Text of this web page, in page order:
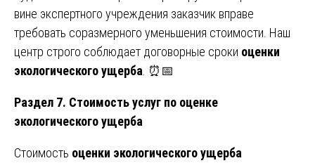
вине экспертного учреждения заказчик вправе
требовать соразмерного уменьшения стоимости. Наш
центр строго соблюдает договорные сроки оценки
экологического ущерба . ⏰📅
Раздел 7. Стоимость услуг по оценке
экологического ущерба
Стоимость оценки экологического ущерба